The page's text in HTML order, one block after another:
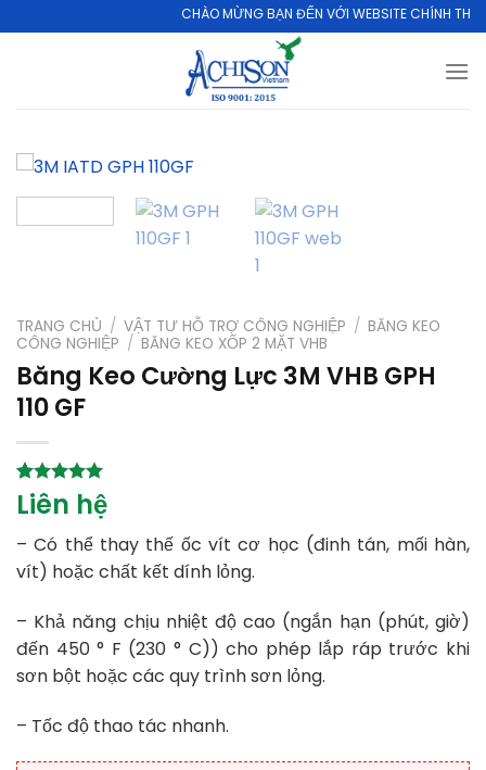
to
CHÀO MỪNG BẠN ĐẾN VỚI WEBSITE CHÍNH THỨC
TRANG CHỦ / VẬT TƯ HỖ TRỢ CÔNG NGHIỆP / BĂNG KEO
CÔNG NGHIỆP / BĂNG KEO XỐP 2 MẶT VHB
Băng Keo Cường Lực 3M VHB GPH
110 GF
Rated5.00
out of 5
1
customer
rating
Liên hệ
– Có thể thay thế ốc vít cơ học (đinh tán, mối hàn,
vít) hoặc chất kết dính lỏng.
– Khả năng chịu nhiệt độ cao (ngắn hạn (phút, giờ)
đến 450 ° F (230 ° C)) cho phép lắp ráp trước khi
sơn bột hoặc các quy trình sơn lỏng.
– Tốc độ thao tác nhanh.